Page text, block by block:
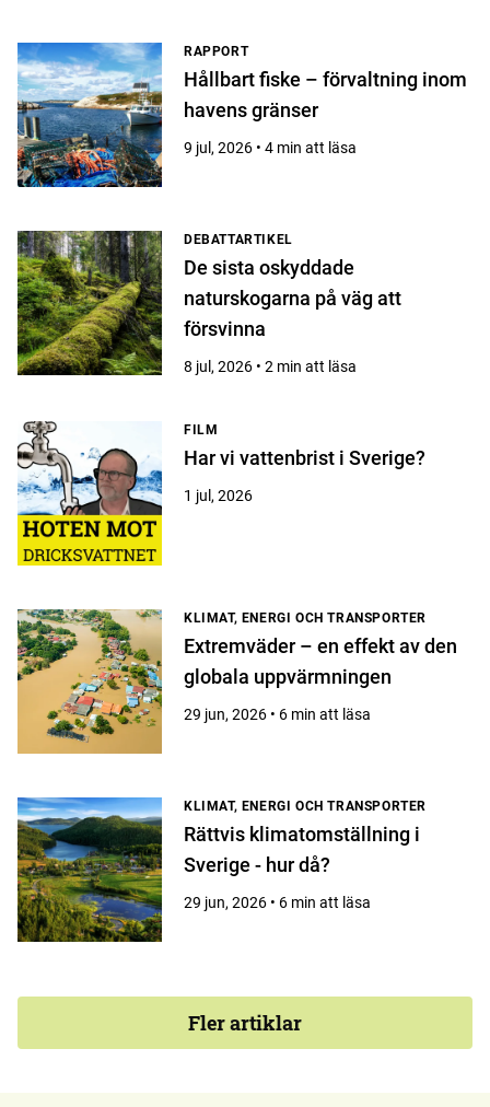
RAPPORT
Hållbart fiske – förvaltning inom
havens gränser
9 jul, 2026 • 4 min att läsa
DEBATTARTIKEL
De sista oskyddade
naturskogarna på väg att
försvinna
8 jul, 2026 • 2 min att läsa
FILM
Har vi vattenbrist i Sverige?
1 jul, 2026
KLIMAT, ENERGI OCH TRANSPORTER
Extremväder – en effekt av den
globala uppvärmningen
29 jun, 2026 • 6 min att läsa
KLIMAT, ENERGI OCH TRANSPORTER
Rättvis klimatomställning i
Sverige - hur då?
29 jun, 2026 • 6 min att läsa
Fler artiklar